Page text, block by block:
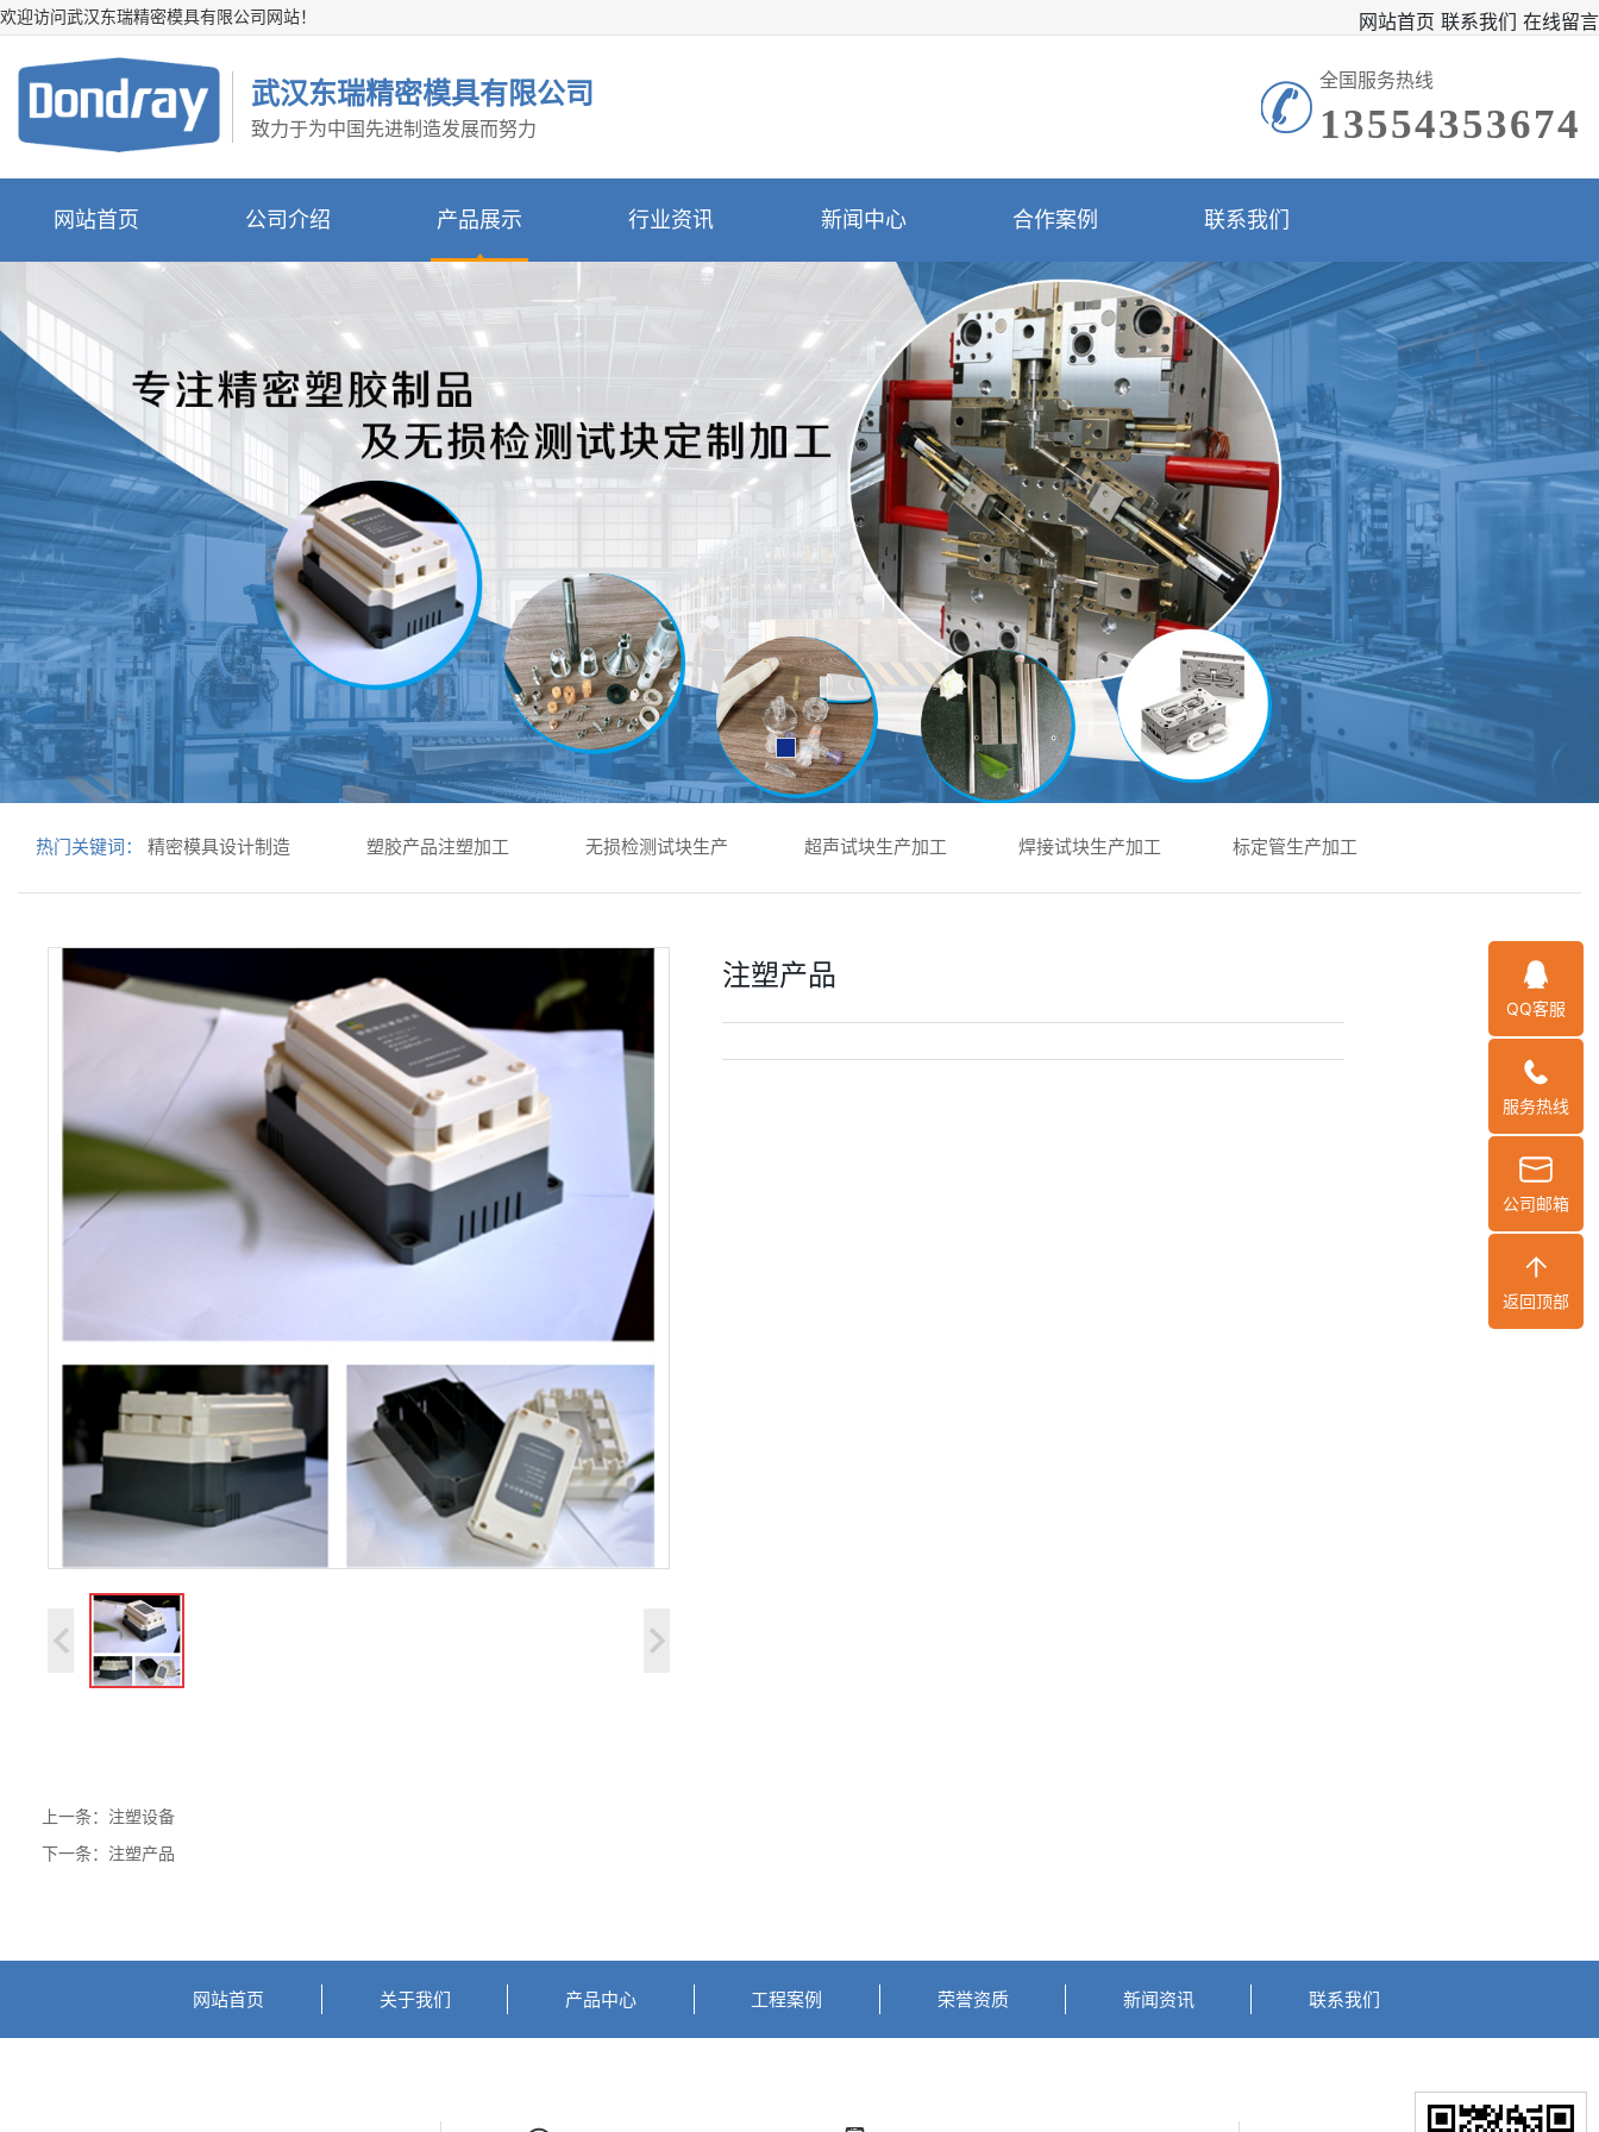
欢迎访问武汉东瑞精密模具有限公司网站！ 网站首页 联系我们 在线留言
武汉东瑞精密模具有限公司
致力于为中国先进制造发展而努力
全国服务热线
13554353674
网站首页 公司介绍 产品展示 行业资讯 新闻中心 合作案例 联系我们
热门关键词： 精密模具设计制造 塑胶产品注塑加工 无损检测试块生产 超声试块生产加工 焊接试块生产加工 标定管生产加工
注塑产品
上一条： 注塑设备
下一条： 注塑产品
网站首页 关于我们 产品中心 工程案例 荣誉资质 新闻资讯 联系我们
QQ客服
服务热线
公司邮箱
返回顶部